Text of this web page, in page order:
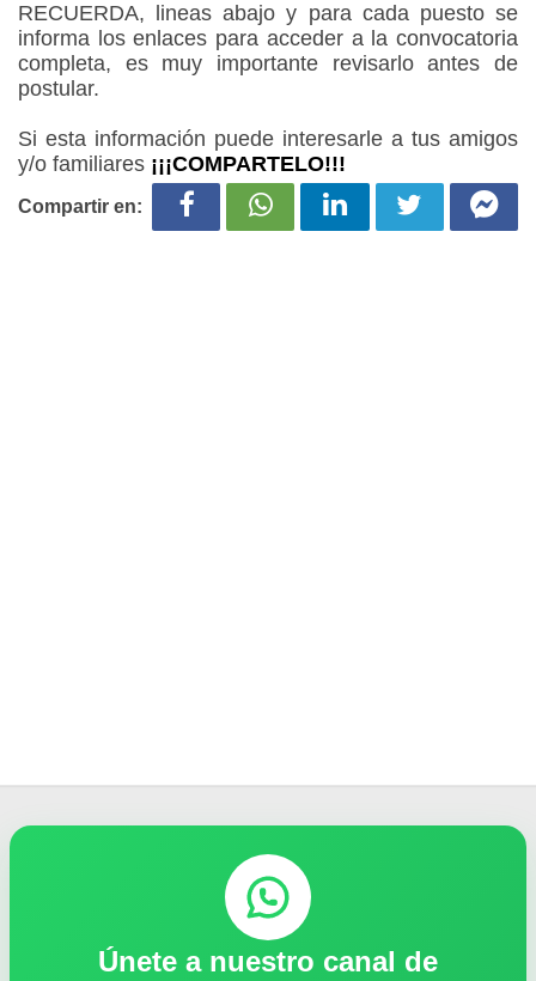
RECUERDA, lineas abajo y para cada puesto se
informa los enlaces para acceder a la convocatoria
completa, es muy importante revisarlo antes de
postular.
Si esta información puede interesarle a tus amigos
y/o familiares ¡¡¡COMPARTELO!!!
Compartir en:
Únete a nuestro canal de